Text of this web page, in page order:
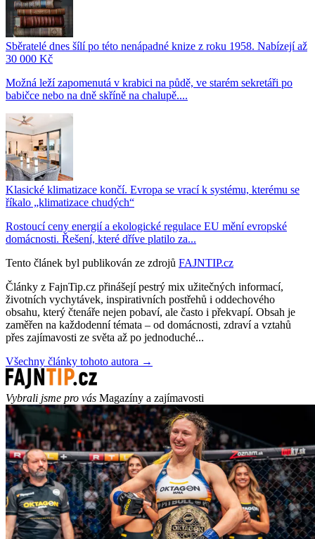
Sběratelé dnes šílí po této nenápadné knize z roku 1958. Nabízejí až
30 000 Kč
Možná leží zapomenutá v krabici na půdě, ve starém sekretáři po
babičce nebo na dně skříně na chalupě....
Klasické klimatizace končí. Evropa se vrací k systému, kterému se
říkalo „klimatizace chudých“
Rostoucí ceny energií a ekologické regulace EU mění evropské
domácnosti. Řešení, které dříve platilo za...
Tento článek byl publikován ze zdrojů FAJNTIP.cz
Články z FajnTip.cz přinášejí pestrý mix užitečných informací,
životních vychytávek, inspirativních postřehů i oddechového
obsahu, který čtenáře nejen pobaví, ale často i překvapí. Obsah je
zaměřen na každodenní témata – od domácnosti, zdraví a vztahů
přes zajímavosti ze světa až po jednoduché...
Všechny články tohoto autora →
Vybrali jsme pro vás Magazíny a zajímavosti